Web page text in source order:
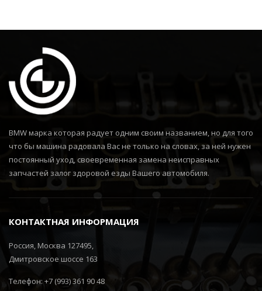
BMW марка которая радует одним своим названием, но для того
что бы машина радовала Вас не только на словах, за ней нужен
постоянный уход, своевременная замена неисправных
запчастей залог здоровой езды Вашего автомобиля.
КОНТАКТНАЯ ИНФОРМАЦИЯ
Россия, Москва 127495,
Дмитровское шоссе 163
Телефон: +7 (993) 361 90 48